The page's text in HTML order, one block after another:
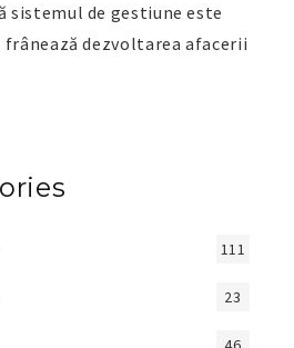
sistemul de gestiune este
dezvoltarea afacerii
111
23